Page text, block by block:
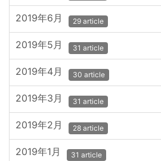
2019年6月 29 article
2019年5月 31 article
2019年4月 30 article
2019年3月 31 article
2019年2月 28 article
2019年1月 31 article